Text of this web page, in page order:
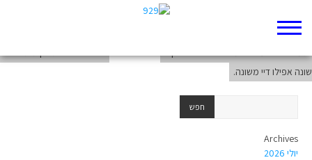
ג׳מילה אבו עייש : הסיפור של אברהם ושרה מנקודת מבט אישית
שונה אפילו דיי משונה.
Archives
יולי 2026